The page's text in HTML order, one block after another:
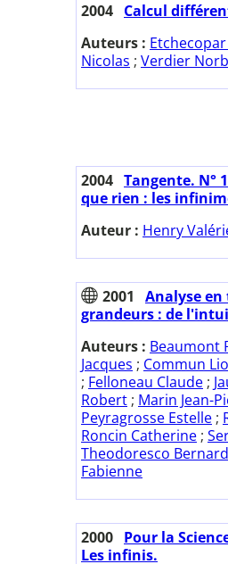
2004 Calcul
Auteurs :
Nicolas ; Verdier
2004 Tangente. N°
que rien : les
Auteur : Henry
2001
Analyse en
grandeurs : de
Auteurs : Beaumont
Jacques ; Commun
; Felloneau Claude ;
Robert ; Marin Jean-
Peyragrosse Estelle ;
Roncin Catherine ;
Theodoresco
Fabienne
2000 Pour la
Les infinis.